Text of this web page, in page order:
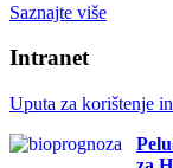
Saznajte više
Intranet
Uputa za korištenje